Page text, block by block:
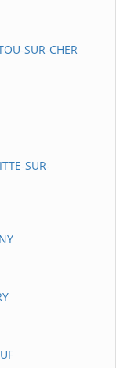
SUR-CHER
SUR-